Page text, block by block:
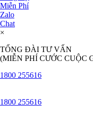
Miễn Phí
Zalo
Chat
×
TỔNG ĐÀI TƯ VẤN
(MIỄN PHÍ CƯỚC CUỘC
1800 255616
1800 255616